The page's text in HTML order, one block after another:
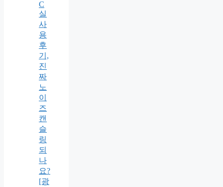
C
실
사
용
후
기,
진
짜
노
이
즈
캔
슬
링
되
나
요?
[광